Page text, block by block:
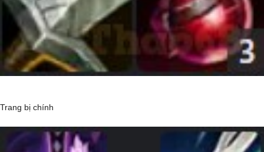
Trang bị chính